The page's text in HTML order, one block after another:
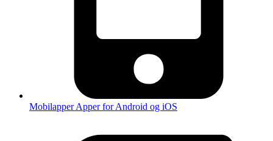
MobilapperApper for Android og iOS